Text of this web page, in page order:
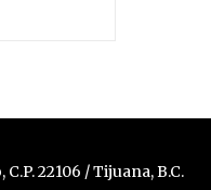
22106 / Tijuana, B.C.